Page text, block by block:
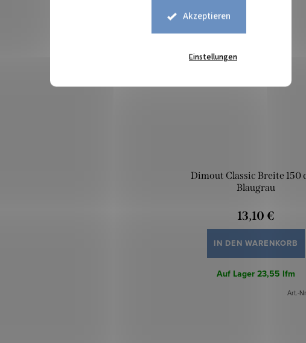
Akzeptieren
Einstellungen
Dimout Classic Breite 150
Blaugrau
13,10 €
IN DEN WARENKORB
Auf Lager23,55 lfm
Art.-